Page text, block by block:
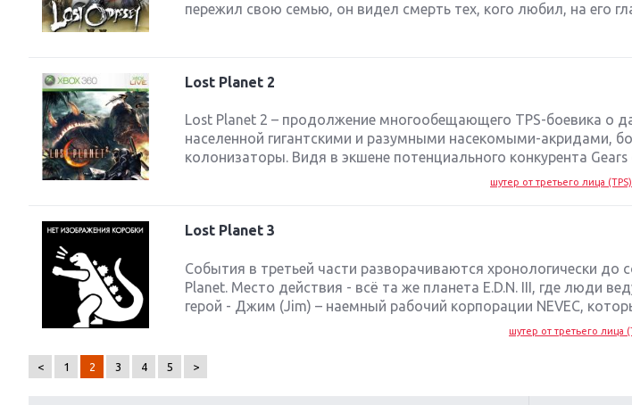
пережил свою семью, он видел смерть тех, кого любил, на его
Lost Planet 2
Lost Planet 2 – продолжение многообещающего TPS-боевика о
населенной гигантскими и разумными насекомыми-акридами,
колонизаторы. Видя в экшене потенциального конкурента
шутер от третьего лица (TPS)
Lost Planet 3
События в третьей части разворачиваются хронологически до
Planet. Место действия - всё та же планета E.D.N. III, где люди
герой - Джим (Jim) – наемный рабочий корпорации NEVEC,
шутер от третьего лица
< 1 2 3 4 5 >